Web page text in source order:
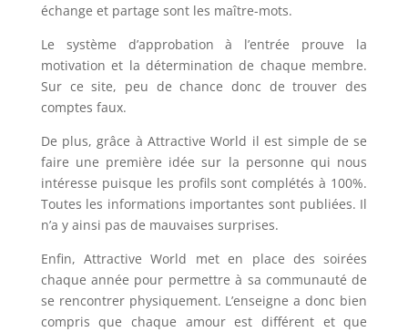
échange et partage sont les maître-mots.
Le système d’approbation à l’entrée prouve la
motivation et la détermination de chaque membre.
Sur ce site, peu de chance donc de trouver des
comptes faux.
De plus, grâce à Attractive World il est simple de se
faire une première idée sur la personne qui nous
intéresse puisque les profils sont complétés à 100%.
Toutes les informations importantes sont publiées. Il
n’a y ainsi pas de mauvaises surprises.
Enfin, Attractive World met en place des soirées
chaque année pour permettre à sa communauté de
se rencontrer physiquement. L’enseigne a donc bien
compris que chaque amour est différent et que